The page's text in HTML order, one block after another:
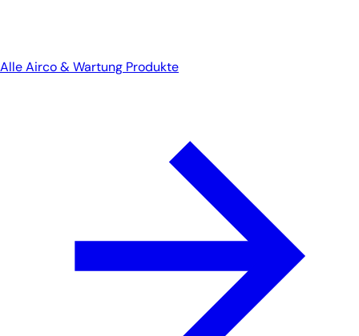
Alle Airco & Wartung Produkte